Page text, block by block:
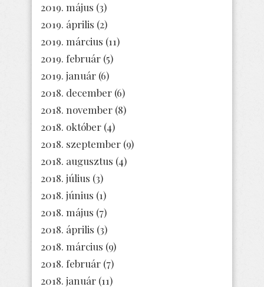
2019. május (3)
2019. április (2)
2019. március (11)
2019. február (5)
2019. január (6)
2018. december (6)
2018. november (8)
2018. október (4)
2018. szeptember (9)
2018. augusztus (4)
2018. július (3)
2018. június (1)
2018. május (7)
2018. április (3)
2018. március (9)
2018. február (7)
2018. január (11)